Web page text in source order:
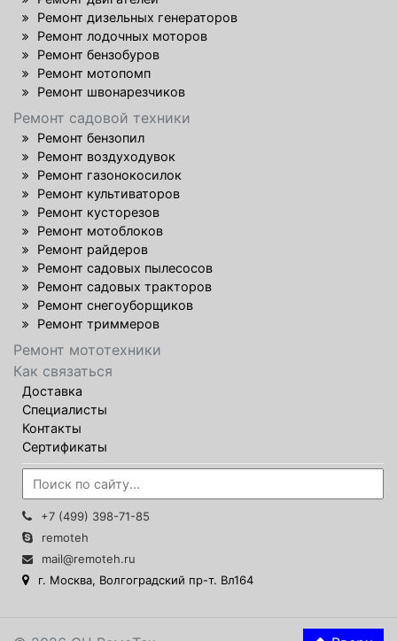
Ремонт дизельных генераторов
Ремонт лодочных моторов
Ремонт бензобуров
Ремонт мотопомп
Ремонт швонарезчиков
Ремонт садовой техники
Ремонт бензопил
Ремонт воздуходувок
Ремонт газонокосилок
Ремонт культиваторов
Ремонт кусторезов
Ремонт мотоблоков
Ремонт райдеров
Ремонт садовых пылесосов
Ремонт садовых тракторов
Ремонт снегоуборщиков
Ремонт триммеров
Ремонт мототехники
Как связаться
Доставка
Специалисты
Контакты
Сертификаты
+7 (499) 398-71-85
remoteh
mail@remoteh.ru
г. Москва, Волгоградский пр-т. Вл164